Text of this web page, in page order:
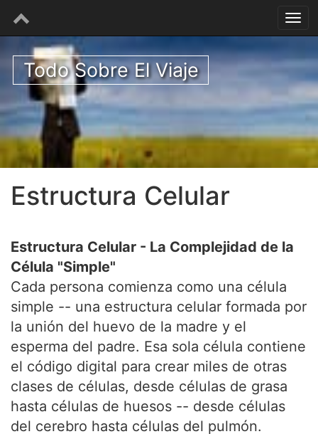
Todo Sobre El Viaje
Estructura Celular
Estructura Celular - La Complejidad de la
Célula "Simple"
Cada persona comienza como una célula
simple -- una estructura celular formada por
la unión del huevo de la madre y el
esperma del padre. Esa sola célula contiene
el código digital para crear miles de otras
clases de células, desde células de grasa
hasta células de huesos -- desde células
del cerebro hasta células del pulmón.